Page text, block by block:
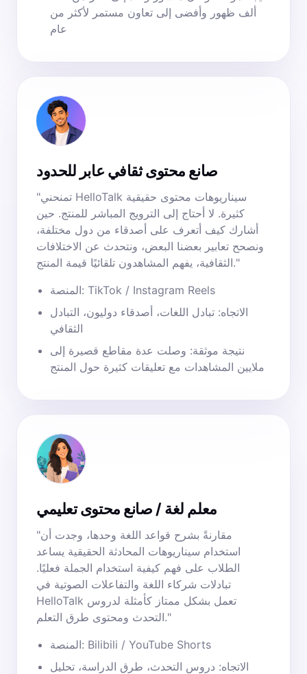
ألف ظهور وأفضى إلى تعاون مستمر لأكثر من
عام
صانع محتوى ثقافي عابر للحدود
"تمنحني HelloTalk سيناريوهات محتوى حقيقية
كثيرة. لا أحتاج إلى الترويج المباشر للمنتج. حين
أشارك كيف أتعرف على أصدقاء من دول مختلفة،
ونصحح تعابير بعضنا البعض، ونتحدث عن الاختلافات
الثقافية، يفهم المشاهدون تلقائيًا قيمة المنتج."
المنصة: TikTok / Instagram Reels
الاتجاه: تبادل اللغات، أصدقاء دوليون، التبادل
الثقافي
نتيجة موثقة: وصلت عدة مقاطع قصيرة إلى
ملايين المشاهدات مع تعليقات كثيرة حول المنتج
معلم لغة / صانع محتوى تعليمي
"مقارنةً بشرح قواعد اللغة وحدها، وجدت أن
استخدام سيناريوهات المحادثة الحقيقية يساعد
الطلاب على فهم كيفية استخدام الجملة فعليًا.
تبادلات شركاء اللغة والتفاعلات الصوتية في
HelloTalk تعمل بشكل ممتاز كأمثلة لدروس
التحدث ومحتوى طرق التعلم."
المنصة: Bilibili / YouTube Shorts
الاتجاه: دروس التحدث، طرق الدراسة، تحليل